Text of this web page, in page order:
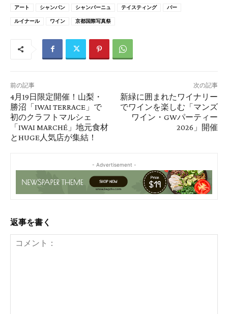
アート シャンパン シャンパーニュ テイスティング バー
ルイナール ワイン 京都国際写真祭
前の記事
4月19日限定開催！山梨・
勝沼「IWAI TERRACE」で
初のクラフトマルシェ
「IWAI MARCHÉ」地元食材
とHUGE人気店が集結！
次の記事
新緑に囲まれたワイナリー
でワインを楽しむ「マンズ
ワイン・GWパーティー
2026」開催
- Advertisement -
返事を書く